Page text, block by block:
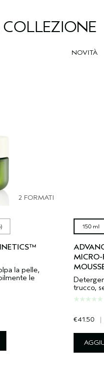
2 FORMATI
la pelle,
le
NOVITÀ
150 ml
trucco,
€41.50 |